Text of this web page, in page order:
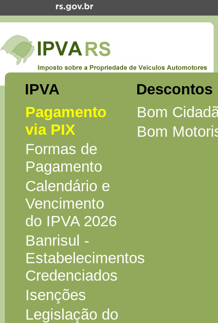
IPVA
Pagamento
via PIX
Formas de
Pagamento
Calendário e
Vencimento
do IPVA 2026
Banrisul -
Estabelecimentos
Credenciados
Isenções
Legislação do
Descontos
Bom
Bom